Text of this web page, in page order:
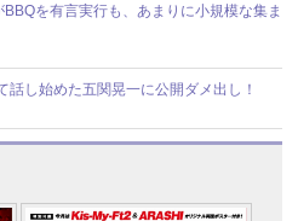
を有言実行も、あまりに小規模な集ま
し始めた五関晃一に公開ダメ出し！